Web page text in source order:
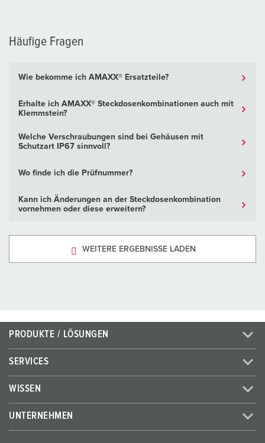
Häufige Fragen
Wie bekomme ich AMAXX® Ersatzteile?
Erhalte ich AMAXX® Steckdosenkombinationen auch mit
Klemmstein?
Welche Verschraubungen sind bei Gehäusen mit
Schutzart IP67 sinnvoll?
Wo finde ich die Prüfnummer?
Kann ich Änderungen an der Steckdosenkombination
vornehmen oder diese erweitern?
WEITERE ERGEBNISSE LADEN
PRODUKTE / LÖSUNGEN
SERVICES
WISSEN
UNTERNEHMEN